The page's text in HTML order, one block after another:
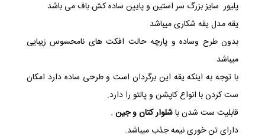
پلیور سایز بزرگ سر استین و پایین ساده کش باف می باشد
یقه مدل یقه شکاری میباشد
بدون طرح وساده و پارچه حالت افکت های نامحسوس زیبایی
میباشد
با توجه به اینکه یقه این برگردان است و طرحی ساده دارد امکان
ست کردن با انواع کاپشن و پالتو را دارد.
قابلیت ست شدن باشلوار کتان و جین .
دارای تن خوری نیمه جذب میباشد.